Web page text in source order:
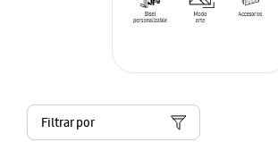
Filtrar por